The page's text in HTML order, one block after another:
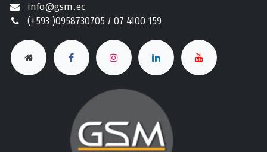
info@gsm.ec​
(+593 )0958730705 / 07 4100 159